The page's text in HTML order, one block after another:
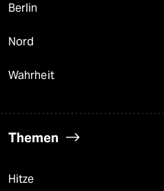
Berlin
Nord
Wahrheit
Themen
Hitze